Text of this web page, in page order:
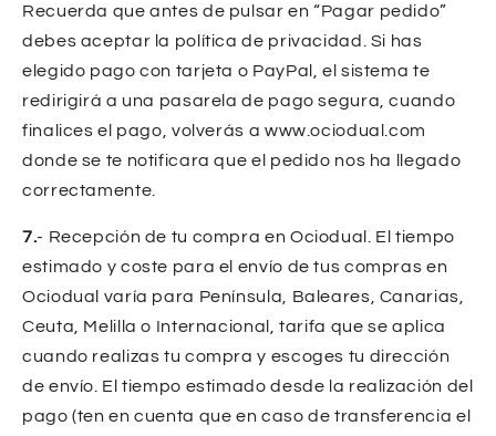
Recuerda que antes de pulsar en “Pagar pedido”
debes aceptar la política de privacidad. Si has
elegido pago con tarjeta o PayPal, el sistema te
redirigirá a una pasarela de pago segura, cuando
finalices el pago, volverás a www.ociodual.com
donde se te notificara que el pedido nos ha llegado
correctamente.
7.- Recepción de tu compra en Ociodual. El tiempo
estimado y coste para el envío de tus compras en
Ociodual varía para Península, Baleares, Canarias,
Ceuta, Melilla o Internacional, tarifa que se aplica
cuando realizas tu compra y escoges tu dirección
de envío. El tiempo estimado desde la realización del
pago (ten en cuenta que en caso de transferencia el